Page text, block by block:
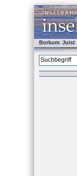
Borkum Juist